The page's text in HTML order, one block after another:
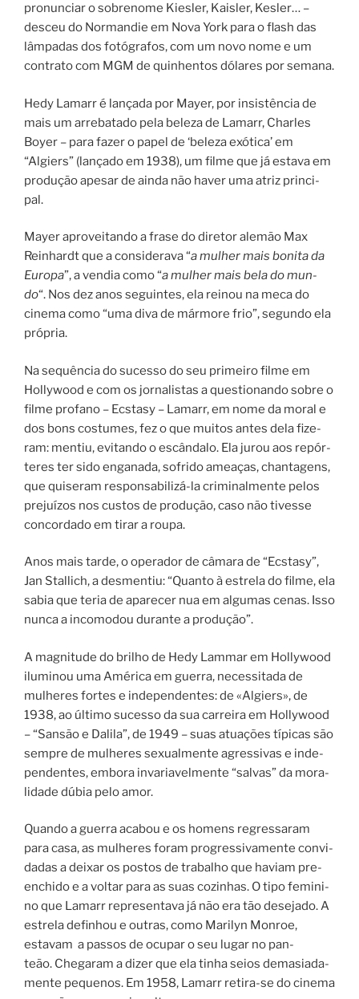
pronunciar o sobrenome Kiesler, Kaisler, Kesler… –
desceu do Normandie em Nova York para o flash das
lâmpadas dos fotógrafos, com um novo nome e um
contrato com MGM de quinhentos dólares por semana.
Hedy Lamarr é lan­ça­da por Mayer, por insistência de
mais um arrebatado pela beleza de Lamarr, Charles
Boyer – para fazer o papel de ‘bele­za exó­ti­ca’ em
“Algiers” (lançado em 1938), um fil­me que já estava em
produção ape­sar de ain­da não haver uma atriz prin­ci­
pal.
Mayer aproveitando a frase do diretor alemão Max
Reinhardt que a considerava “a mulher mais bonita da
Europa”, a vendia como “a mulher mais bela do mun­
do“. Nos dez anos seguin­tes, ela rei­nou na meca do
cine­ma como “uma diva de már­mo­re frio”, segun­do ela
pró­pria.
Na sequên­cia do suces­so do seu primeiro fil­me em
Hollywood e com os jor­na­lis­tas a questionando sobre o
fil­me pro­fa­no – Ecstasy – Lamarr, em nome da moral e
dos bons cos­tu­mes, fez o que mui­tos antes dela fize­
ram: men­tiu, evitando o escân­da­lo. Ela jurou aos repór­
te­res ter sido enga­na­da, sofri­do ame­a­ças, chan­ta­gens,
que qui­se­ram responsabilizá-la cri­mi­nal­men­te pelos
pre­juí­zos nos cus­tos de pro­du­ção, caso não tives­se
con­cor­da­do em tirar a rou­pa.
Anos mais tarde, o ope­ra­dor de câma­ra de “Ecstasy”,
Jan Stallich, a desmentiu: “Quanto à estre­la do fil­me, ela
sabia que teria de apa­re­cer nua em algu­mas cenas. Isso
nun­ca a inco­mo­dou duran­te a pro­du­ção”.
A mag­ni­tu­de do bri­lho de Hedy Lammar em Hollywood
ilu­mi­nou uma América em guer­ra, neces­si­ta­da de
mulhe­res for­tes e inde­pen­den­tes: de «Algiers», de
1938, ao últi­mo suces­so da sua car­rei­ra em Hollywood
– “Sansão e Dalila”, de 1949 – suas atuações típi­cas são
sem­pre de mulhe­res sexu­al­men­te agres­si­vas e inde­
pen­den­tes, embo­ra inva­ri­a­vel­men­te “sal­vas” da mora­
li­da­de dúbia pelo amor.
Quando a guer­ra aca­bou e os homens regres­saram
para casa, as mulhe­res foram pro­gres­si­va­men­te con­vi­
da­das a dei­xar os pos­tos de tra­ba­lho que havi­am pre­
en­chi­do e a vol­tar para as suas cozi­nhas. O tipo femi­ni­
no que Lamarr repre­sen­tava já não era tão dese­ja­do. A
estre­la defi­nhou e outras, como Marilyn Monroe,
estavam a passos de ocu­par o seu lugar no pan­
teão. Che­garam a dizer que ela tinha seios dema­si­a­da­
men­te peque­nos. Em 1958, Lamarr retira-se do cine­ma